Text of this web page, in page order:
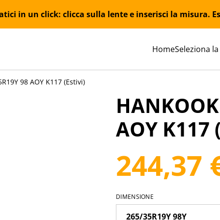
in un click: clicca sulla lente e inserisci la misura.
HomeSeleziona
98 AOY K117 (Estivi)
AOY K117
244,37
DIMENSIONE